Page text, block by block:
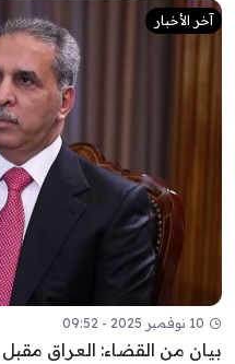
آخر الأخبار
10 نوفمبر 2025 - 09:52
بيان من القضاء: العراق